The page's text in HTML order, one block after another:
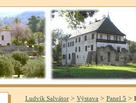
Ludvík Salvátor> Výstava > Panel 5 >